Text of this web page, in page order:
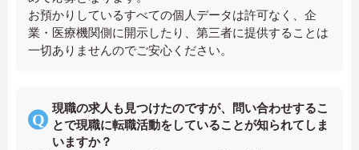
お預かりしているすべての個人データは許可なく、企
業・医療機関側に開示したり、第三者に提供することは
一切ありませんのでご安心ください。
現職の求人も見つけたのですが、問い合わせするこ
とで現職に転職活動をしていることが知られてしま
いますか？